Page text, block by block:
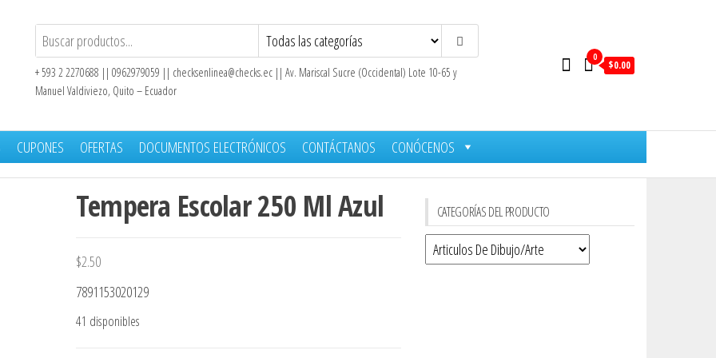
+ 593 2 2270688 || 0962979059 || checksenlinea@checks.ec || Av. Mariscal Sucre (Occidental) Lote 10-65 y
Manuel Valdiviezo, Quito – Ecuador
0
$0.00
CUPONES OFERTAS DOCUMENTOS ELECTRÓNICOS CONTÁCTANOS CONÓCENOS
Tempera Escolar 250 Ml Azul
$2.50
7891153020129
41 disponibles
CATEGORÍAS DEL PRODUCTO